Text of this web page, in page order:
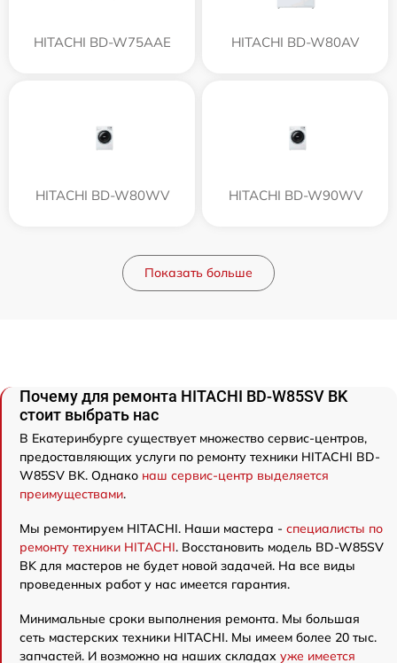
HITACHI BD-W75AAE HITACHI BD-W80AV
HITACHI BD-W80WV HITACHI BD-W90WV
Показать больше
Почему для ремонта HITACHI BD-W85SV BK
стоит выбрать нас
В Екатеринбурге существует множество сервис-центров,
предоставляющих услуги по ремонту техники HITACHI BD-
W85SV BK. Однако наш сервис-центр выделяется
преимуществами.
Мы ремонтируем HITACHI. Наши мастера - специалисты по
ремонту техники HITACHI. Восстановить модель BD-W85SV
BK для мастеров не будет новой задачей. На все виды
проведенных работ у нас имеется гарантия.
Минимальные сроки выполнения ремонта. Мы большая
сеть мастерских техники HITACHI. Мы имеем более 20 тыс.
запчастей. И возможно на наших складах уже имеется